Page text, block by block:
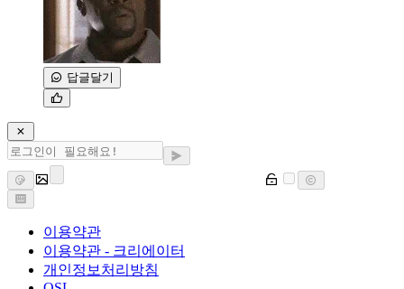
답글달기
이용약관
이용약관 - 크리에이터
개인정보처리방침